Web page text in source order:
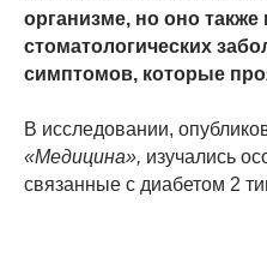
организме, но оно
стоматологических
симптомов, которые
В исследовании,
«Медицина», изучались
связанные с диабетом 2